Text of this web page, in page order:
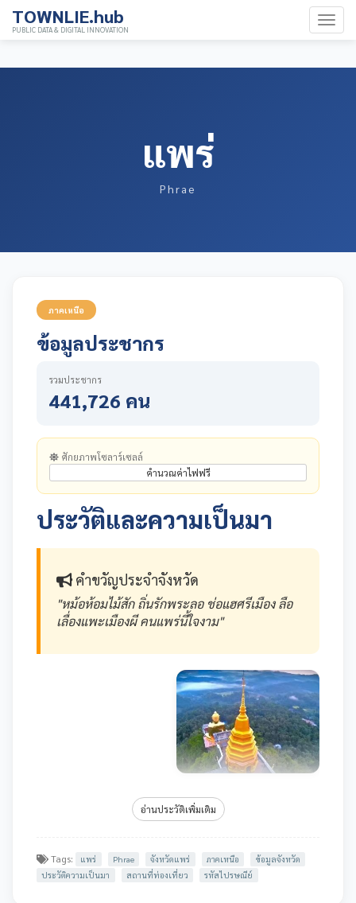
TOWNLIE.hub
PUBLIC DATA & DIGITAL INNOVATION
แพร่
Phrae
ภาคเหนือ
ข้อมูลประชากร
รวมประชากร
441,726 คน
ศักยภาพโซลาร์เซลล์
คำนวณค่าไฟฟรี
ประวัติและความเป็นมา
คำขวัญประจำจังหวัด
"หม้อห้อมไม้สัก ถิ่นรักพระลอ ช่อแฮศรีเมือง ลือ
เลื่องแพะเมืองผี คนแพร่นี้ใจงาม"
อ่านประวัติเพิ่มเติม
Tags: แพร่ Phrae จังหวัดแพร่ ภาคเหนือ
ข้อมูลจังหวัด
ประวัติความเป็นมา
สถานที่ท่องเที่ยว รหัสไปรษณีย์